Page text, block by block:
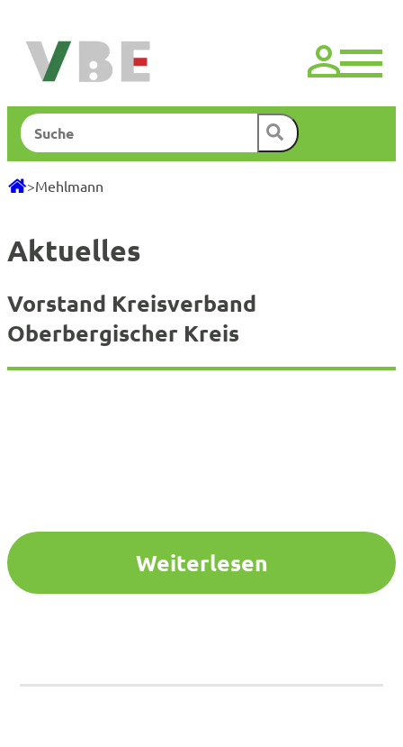
springen
Suchen
>Mehlmann
Aktuelles
Vorstand Kreisverband
Oberbergischer Kreis
Weiterlesen